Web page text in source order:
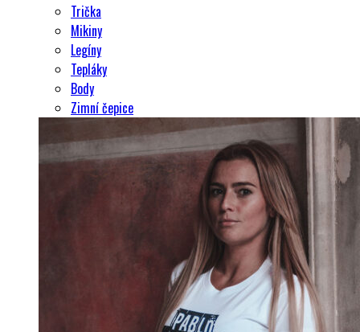
Trička
Mikiny
Legíny
Tepláky
Body
Zimní čepice